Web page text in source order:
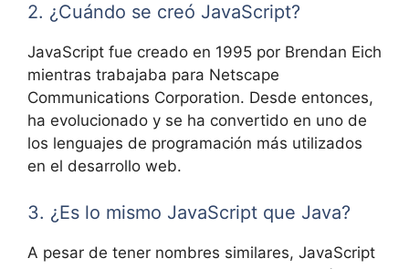
2. ¿Cuándo se creó JavaScript?
JavaScript fue creado en 1995 por Brendan Eich
mientras trabajaba para Netscape
Communications Corporation. Desde entonces,
ha evolucionado y se ha convertido en uno de
los lenguajes de programación más utilizados
en el desarrollo web.
3. ¿Es lo mismo JavaScript que Java?
A pesar de tener nombres similares, JavaScript